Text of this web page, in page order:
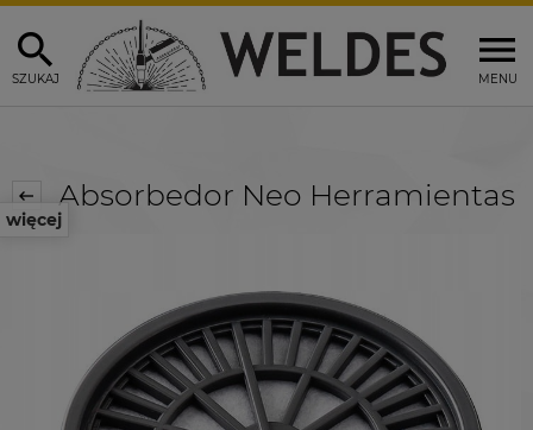
MENU
SZUKAJ
więcej
Absorbedor Neo Herramientas